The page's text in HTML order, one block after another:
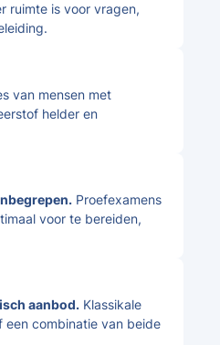
ruimte is voor vragen,
van mensen met
helder en
Proefexamens
voor te bereiden,
aanbod. Klassikale
een combinatie van beide